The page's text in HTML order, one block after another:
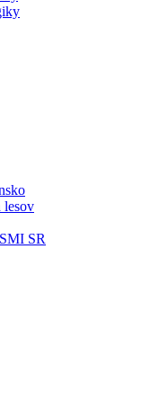
lesov
SR